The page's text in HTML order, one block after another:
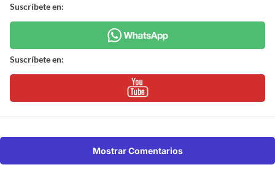
Suscríbete en:
Suscríbete en:
Mostrar Comentarios